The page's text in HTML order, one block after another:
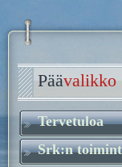
Päävalikko
Tervetuloa
Srk:n